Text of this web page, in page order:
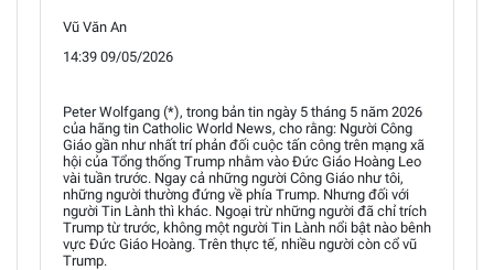
Vũ Văn An
14:39 09/05/2026
Peter Wolfgang (*), trong bản tin ngày 5 tháng 5 năm 2026
của hãng tin Catholic World News, cho rằng: Người Công
Giáo gần như nhất trí phản đối cuộc tấn công trên mạng xã
hội của Tổng thống Trump nhằm vào Đức Giáo Hoàng Leo
vài tuần trước. Ngay cả những người Công Giáo như tôi,
những người thường đứng về phía Trump. Nhưng đối với
người Tin Lành thì khác. Ngoại trừ những người đã chỉ trích
Trump từ trước, không một người Tin Lành nổi bật nào bênh
vực Đức Giáo Hoàng. Trên thực tế, nhiều người còn cổ vũ
Trump.